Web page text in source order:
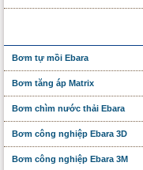
Bơm tự mồi Ebara
Bơm tăng áp Matrix
Bơm chìm nước thải Ebara
Bơm công nghiệp Ebara 3D
Bơm công nghiệp Ebara 3M